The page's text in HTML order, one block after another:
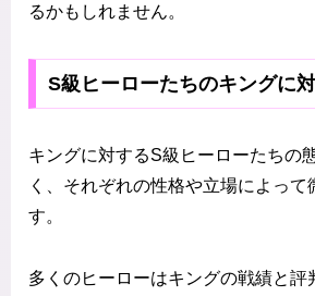
るかもしれません。
S級ヒーローたちのキングに
キングに対するS級ヒーローたちの
く、それぞれの性格や立場によって
す。
多くのヒーローはキングの戦績と評